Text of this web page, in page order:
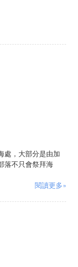
處，大部分是由加
落不只會祭拜海
閱讀更多»